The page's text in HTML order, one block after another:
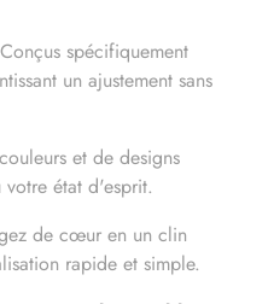
Conçus spécifiquement
un ajustement sans
et de designs
état d'esprit.
de cœur en un clin
rapide et simple.